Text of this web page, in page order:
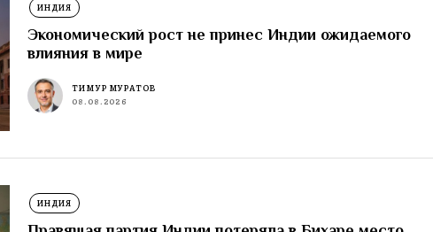
ИНДИЯ
Экономический рост не принес Индии ожидаемого
влияния в мире
ТИМУР МУРАТОВ
08.08.2026
ИНДИЯ